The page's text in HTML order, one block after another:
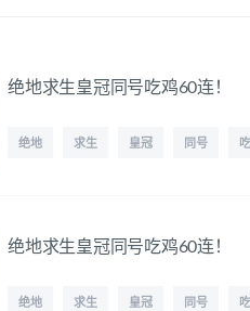
绝地求生皇冠同号吃鸡60连！
绝地 求生 皇冠 同号
绝地求生皇冠同号吃鸡60连！
绝地 求生 皇冠 同号